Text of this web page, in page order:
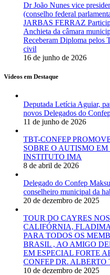
Dr João Nunes vice
(conselho federal
JARBAS FERRAZ
Anchieta da câmara
Receberam Diploma pelos
civil
16 de junho de 2026
Vídeos em Destaque
Deputada Letícia Aguiar,
novos Delegados do
11 de junho de 2026
TBT-CONFEP
SOBRE O AUTISMO
INSTITUTO IMA
8 de abril de 2026
Delegado do Confep
conselheiro municipal da
20 de dezembro de 2025
TOUR DO CAYRES
CALIFÓRNIA,
PARA TODOS OS
BRASIL , AO AMIGO
EM ESPECIAL FORTE
CONFEP DR. ALBERTO
10 de dezembro de 2025